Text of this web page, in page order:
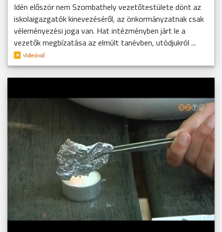
Idén először nem Szombathely vezetőtestülete dönt az
iskolaigazgatók kinevezéséről, az önkormányzatnak csak
véleményezési joga van. Hat intézményben járt le a
vezetők megbízatása az elmúlt tanévben, utódjukról ...